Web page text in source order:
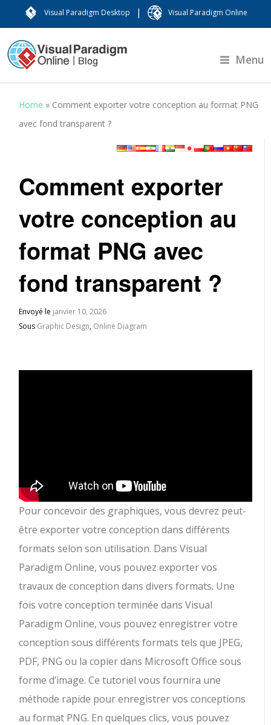
Visual Paradigm Desktop | Visual Paradigm Online
Menu
Home » Comment exporter votre conception au format PNG
avec fond transparent ?
Comment exporter
votre conception au
format PNG avec
fond transparent ?
Envoyé le janvier 10, 2026
Sous Graphic Design, Online Diagram
Pour concevoir des graphiques, vous devrez peut-
être exporter votre conception dans différents
formats selon son utilisation. Dans Visual
Paradigm Online, vous pouvez exporter vos
travaux de conception dans divers formats. Une
fois votre conception terminée dans Visual
Paradigm Online, vous pouvez enregistrer votre
conception sous différents formats tels que JPEG,
PDF, PNG ou la copier dans Microsoft Office sous
forme d’image. Ce tutoriel vous fournira une
méthode rapide pour enregistrer vos conceptions
au format PNG. En quelques clics, vous pouvez